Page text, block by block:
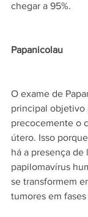
chegar a 95%.
Papanicolau
O exame de
principal objetivo
precocemente o
útero. Isso
há a presença de
papilomavírus
se transformem
tumores em